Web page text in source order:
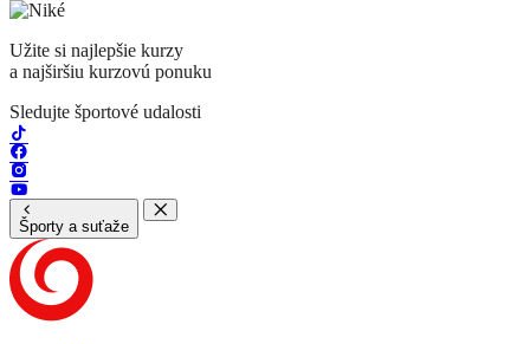
Užite si najlepšie kurzy
a najširšiu kurzovú ponuku
Sledujte športové udalosti
Športy a suťaže